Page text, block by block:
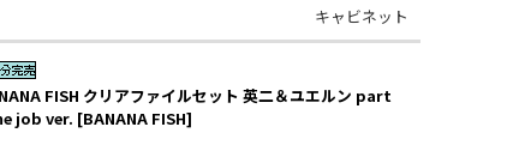
キャビネット
FISH クリアファイルセット 英二＆ユエルン part
job ver. [BANANA FISH]